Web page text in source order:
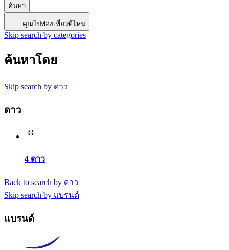
ค้นหา
คุณไปท่องเที่ยวที่ไหน
Skip search by categories
ค้นหาโดย
Skip search by ดาว
ดาว
4 ดาว
Back to search by ดาว
Skip search by แบรนด์
แบรนด์